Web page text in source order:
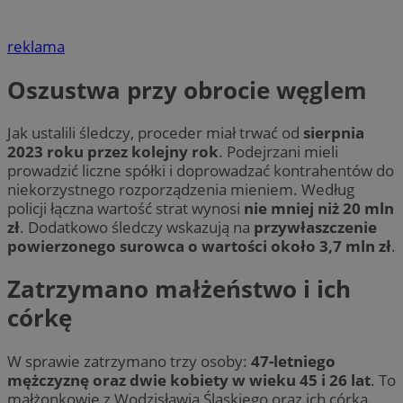
reklama
Oszustwa przy obrocie węglem
Jak ustalili śledczy, proceder miał trwać od sierpnia
2023 roku przez kolejny rok. Podejrzani mieli
prowadzić liczne spółki i doprowadzać kontrahentów do
niekorzystnego rozporządzenia mieniem. Według
policji łączna wartość strat wynosi nie mniej niż 20 mln
zł. Dodatkowo śledczy wskazują na przywłaszczenie
powierzonego surowca o wartości około 3,7 mln zł.
Zatrzymano małżeństwo i ich
córkę
W sprawie zatrzymano trzy osoby: 47-letniego
mężczyznę oraz dwie kobiety w wieku 45 i 26 lat. To
małżonkowie z Wodzisławia Śląskiego oraz ich córka.